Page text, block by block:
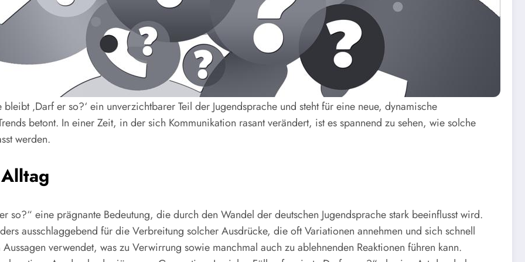
‚Darf er so?‘ ein unverzichtbarer Teil der Jugendsprache und steht für eine neue, dynamische
betont. In einer Zeit, in der sich Kommunikation rasant verändert, ist es spannend zu sehen, wie solche
werden.
so?“ eine prägnante Bedeutung, die durch den Wandel der deutschen Jugendsprache stark beeinflusst wird.
ausschlaggebend für die Verbreitung solcher Ausdrücke, die oft Variationen annehmen und sich schnell
verwendet, was zu Verwirrung sowie manchmal auch zu ablehnenden Reaktionen führen kann.